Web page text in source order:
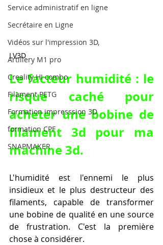
Service administratif en ligne
Secrétaire en Ligne
Vidéos sur l'impression 3D,
Artillery M1 pro
Creality HI combo
Filament PETG
Formation impresssion 3D
formation CPF
SNAPMAKER
LV3D
Le facteur humidité : le
risque caché pour
acheter une bobine de
filament 3d pour ma
machine 3d.
L'humidité est l'ennemi le plus
insidieux et le plus destructeur des
filaments, capable de transformer
une bobine de qualité en une source
de frustration. C'est la première
chose à considérer.